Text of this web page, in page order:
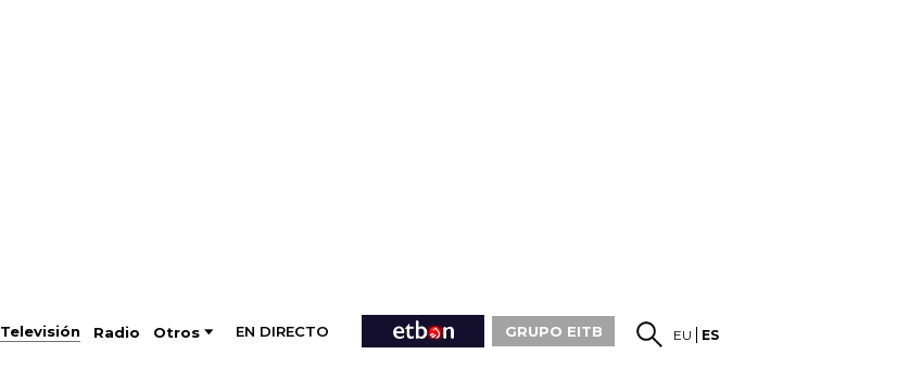
Televisión Radio Otros EN DIRECTO GRUPO EITB EU ES